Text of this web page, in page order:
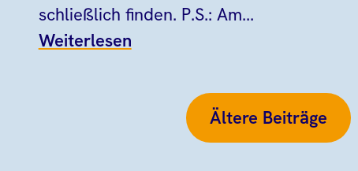
schließlich finden. P.S.: Am...
Weiterlesen
Ältere Beiträge